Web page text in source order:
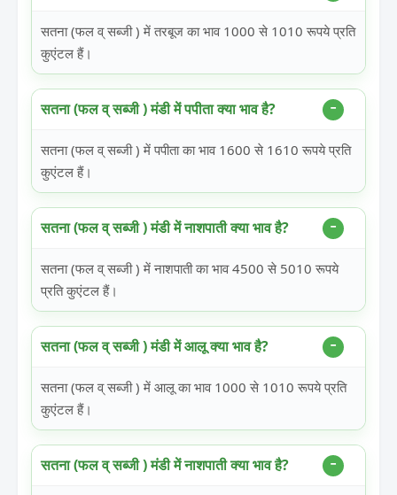
सतना (फल व् सब्जी ) में तरबूज का भाव 1000 से 1010 रूपये प्रति
कुएंटल हैं।
सतना (फल व् सब्जी ) मंडी में पपीता क्या भाव है?
सतना (फल व् सब्जी ) में पपीता का भाव 1600 से 1610 रूपये प्रति
कुएंटल हैं।
सतना (फल व् सब्जी ) मंडी में नाशपाती क्या भाव है?
सतना (फल व् सब्जी ) में नाशपाती का भाव 4500 से 5010 रूपये
प्रति कुएंटल हैं।
सतना (फल व् सब्जी ) मंडी में आलू क्या भाव है?
सतना (फल व् सब्जी ) में आलू का भाव 1000 से 1010 रूपये प्रति
कुएंटल हैं।
सतना (फल व् सब्जी ) मंडी में नाशपाती क्या भाव है?